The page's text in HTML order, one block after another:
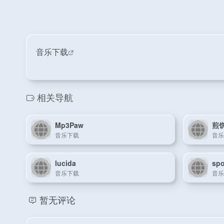
音乐下载
相关导航
Mp3Paw
音乐下载
煎
音
lucida
音乐下载 音
暂无评论